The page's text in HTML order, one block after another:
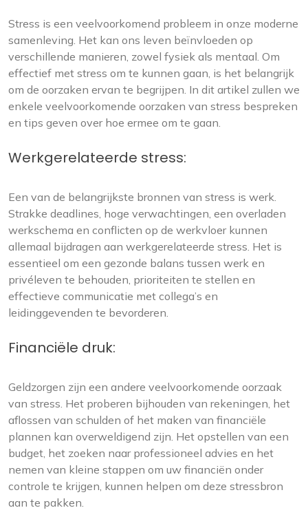
Stress is een veelvoorkomend probleem in onze moderne
samenleving. Het kan ons leven beïnvloeden op
verschillende manieren, zowel fysiek als mentaal. Om
effectief met stress om te kunnen gaan, is het belangrijk
om de oorzaken ervan te begrijpen. In dit artikel zullen we
enkele veelvoorkomende oorzaken van stress bespreken
en tips geven over hoe ermee om te gaan.
Werkgerelateerde stress:
Een van de belangrijkste bronnen van stress is werk.
Strakke deadlines, hoge verwachtingen, een overladen
werkschema en conflicten op de werkvloer kunnen
allemaal bijdragen aan werkgerelateerde stress. Het is
essentieel om een gezonde balans tussen werk en
privéleven te behouden, prioriteiten te stellen en
effectieve communicatie met collega’s en
leidinggevenden te bevorderen.
Financiële druk:
Geldzorgen zijn een andere veelvoorkomende oorzaak
van stress. Het proberen bijhouden van rekeningen, het
aflossen van schulden of het maken van financiële
plannen kan overweldigend zijn. Het opstellen van een
budget, het zoeken naar professioneel advies en het
nemen van kleine stappen om uw financiën onder
controle te krijgen, kunnen helpen om deze stressbron
aan te pakken.